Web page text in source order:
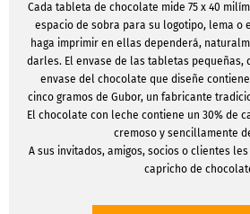
Cada tableta de chocolate mide 75 x 40
espacio de sobra para su logotipo, lema o
haga imprimir en ellas dependerá,
darles. El envase de las tabletas pequeñas,
envase del chocolate que diseñe
cinco gramos de Gubor, un fabricante
El chocolate con leche contiene un 30% de
cremoso y sencillamente
A sus invitados, amigos, socios o clientes
capricho de